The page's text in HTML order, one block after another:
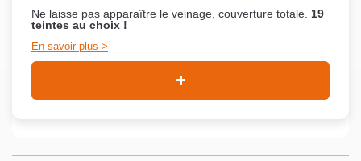
Ne laisse pas apparaître le veinage, couverture totale. 19
teintes au choix !
En savoir plus